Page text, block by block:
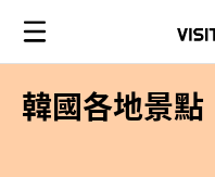
韓國各地景點